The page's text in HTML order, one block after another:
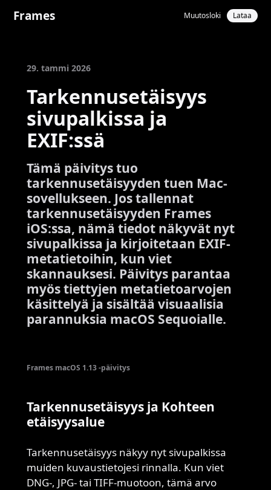
Frames Muutosloki Lataa
29. tammi 2026
Tarkennusetäisyys
sivupalkissa ja
EXIF:ssä
Tämä päivitys tuo
tarkennusetäisyyden tuen Mac-
sovellukseen. Jos tallennat
tarkennusetäisyyden Frames
iOS:ssa, nämä tiedot näkyvät nyt
sivupalkissa ja kirjoitetaan EXIF-
metatietoihin, kun viet
skannauksesi. Päivitys parantaa
myös tiettyjen metatietoarvojen
käsittelyä ja sisältää visuaalisia
parannuksia macOS Sequoialle.
Frames macOS 1.13 -päivitys
Tarkennusetäisyys ja Kohteen
etäisyysalue
Tarkennusetäisyys näkyy nyt sivupalkissa
muiden kuvaustietojesi rinnalla. Kun viet
DNG-, JPG- tai TIFF-muotoon, tämä arvo